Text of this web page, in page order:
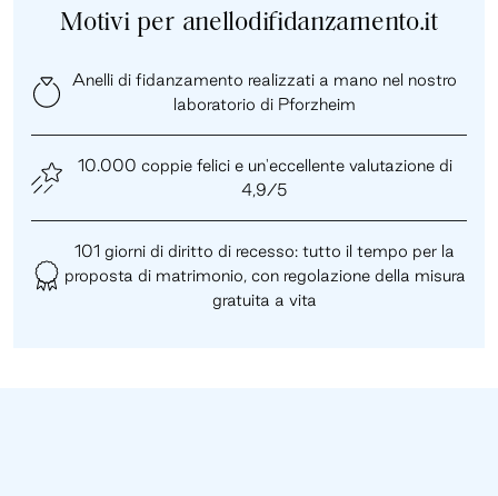
Motivi per anellodifidanzamento.it
Anelli di fidanzamento realizzati a mano nel nostro
laboratorio di Pforzheim
10.000 coppie felici e un'eccellente valutazione di
4,9/5
101 giorni di diritto di recesso: tutto il tempo per la
proposta di matrimonio, con regolazione della misura
gratuita a vita